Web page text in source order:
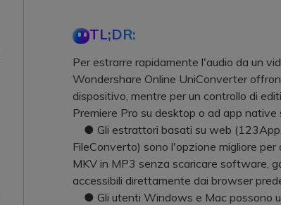
TL;DR:
Per estrarre rapidamente l'audio da un
Wondershare Online UniConverter
dispositivo, mentre per un controllo di
Premiere Pro su desktop o ad app native
● Gli estrattori basati su web
FileConverto) sono l'opzione migliore
MKV in MP3 senza scaricare software,
accessibili direttamente dai browser
● Gli utenti Windows e Mac possono